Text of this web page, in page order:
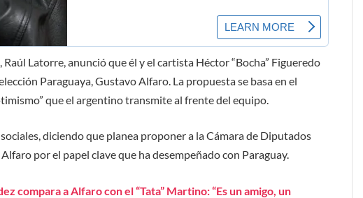
Latorre, anunció que él y el cartista Héctor “Bocha” Figueredo
Paraguaya, Gustavo Alfaro. La propuesta se basa en el
que el argentino transmite al frente del equipo.
diciendo que planea proponer a la Cámara de Diputados
por el papel clave que ha desempeñado con Paraguay.
compara a Alfaro con el “Tata” Martino: “Es un amigo, un